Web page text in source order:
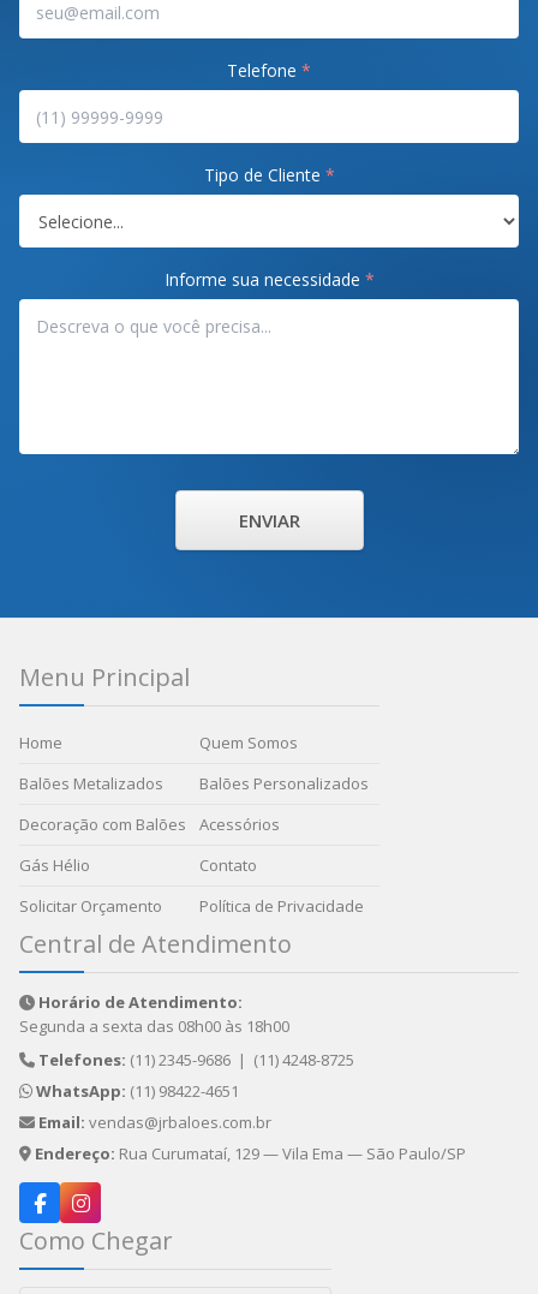
Telefone *
Tipo de Cliente *
Informe sua necessidade *
ENVIAR
Menu Principal
Home
Balões Metalizados
Decoração com Balões
Gás Hélio
Solicitar Orçamento
Quem Somos
Balões Personalizados
Acessórios
Contato
Política de Privacidade
Central de Atendimento
Horário de Atendimento:
Segunda a sexta das 08h00 às 18h00
Telefones: (11) 2345-9686 | (11) 4248-8725
WhatsApp: (11) 98422-4651
Email: vendas@jrbaloes.com.br
Endereço: Rua Curumataí, 129 — Vila Ema — São Paulo/SP
Como Chegar